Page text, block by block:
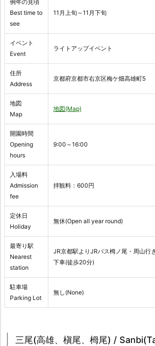
例年の見頃
Best time to
see
11月上旬～11月下旬
イベント
Event
ライトアップイベント
住所
Address
京都府京都市右京区梅ケ畑高雄町5
地図
Map
地図(Map)
開園時間
Opening
hours
9:00～16:00
入場料
Admission
fee
拝観料：600円
定休日
Holiday
無休(Open all year round)
最寄り駅
Nearest
station
JR京都駅よりJRバス栂ノ尾・周山行
下車(徒歩20分)
駐車場
Parking Lot
無し(None)
三尾(高雄、槇尾、栂尾) /